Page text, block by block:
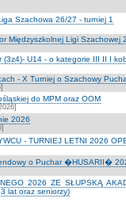
Szachowa 26/27 - turniej 1
Międzyszkolnej Ligi Szachowej
(3z4)- U14 - o kategorie III II I
- X Turniej o Szachowy
do MPM oraz OOM
2026
- TURNIEJ LETNI 2026
o Puchar �HUSARII�
2026 ZE SŁUPSKĄ
lat oraz seniorzy)